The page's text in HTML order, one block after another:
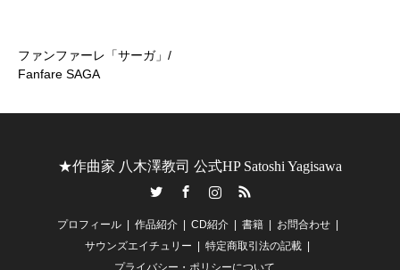
ファンファーレ「サーガ」/
Fanfare SAGA
★作曲家 八木澤教司 公式HP Satoshi Yagisawa
RSS
プロフィール 作品紹介 CD紹介 書籍
お問合わせ
サウンズエイチュリー
特定商取引法の記載
プライバシー・ポリシーについて